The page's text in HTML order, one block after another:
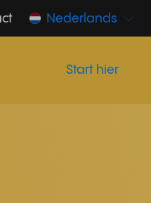
Nederlands
Start hier